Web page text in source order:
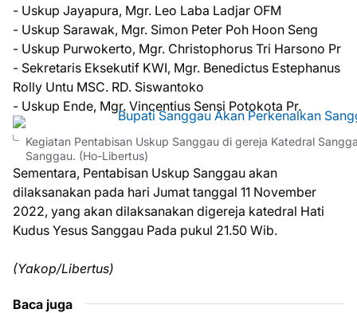
- Uskup Jayapura, Mgr. Leo Laba Ladjar OFM
- Uskup Sarawak, Mgr. Simon Peter Poh Hoon Seng
- Uskup Purwokerto, Mgr. Christophorus Tri Harsono Pr
- Sekretaris Eksekutif KWI, Mgr. Benedictus Estephanus
Rolly Untu MSC. RD. Siswantoko
- Uskup Ende, Mgr. Vincentius Sensi Potokota Pr.
Kegiatan Pentabisan Uskup Sanggau di gereja Katedral
Sanggau. (Ho-Libertus)
Sementara, Pentabisan Uskup Sanggau akan
dilaksanakan pada hari Jumat tanggal 11 November
2022, yang akan dilaksanakan digereja katedral Hati
Kudus Yesus Sanggau Pada pukul 21.50 Wib.
(Yakop/Libertus)
Baca juga